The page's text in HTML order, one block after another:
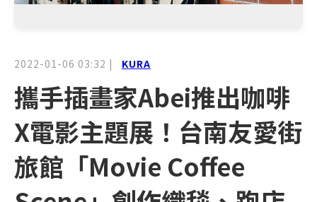
2022-01-06 03:32 | KURA
攜手插畫家Abei推出咖啡
X電影主題展！台南友愛街
旅館「Movie Coffee